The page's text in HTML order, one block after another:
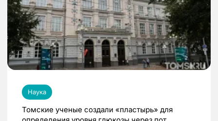
Наука
Томские ученые создали «пластырь» для